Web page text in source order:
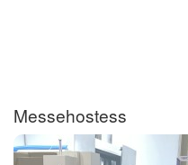
Messehostess